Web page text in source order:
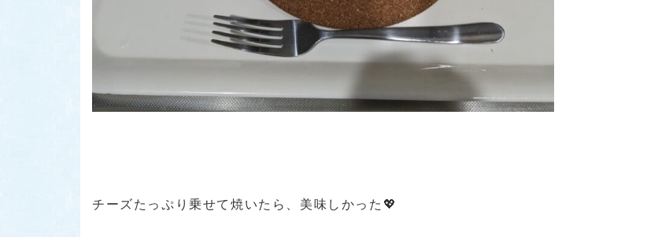
チーズたっぷり乗せて焼いたら、美味しかった💖